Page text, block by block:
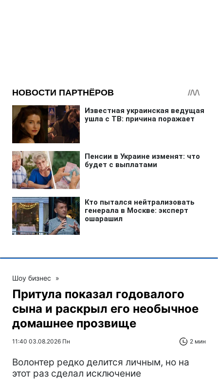
Шоу бизнес »
Притула показал годовалого
сына и раскрыл его необычное
домашнее прозвище
11:40 03.08.2026 Пн 2 мин
Волонтер редко делится личным, но на
этот раз сделал исключение